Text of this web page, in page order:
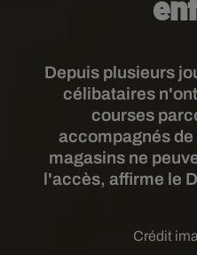
Depuis plusieurs
célibataires
courses
accompagnés
magasins ne
l'accès, affirme le
Crédit